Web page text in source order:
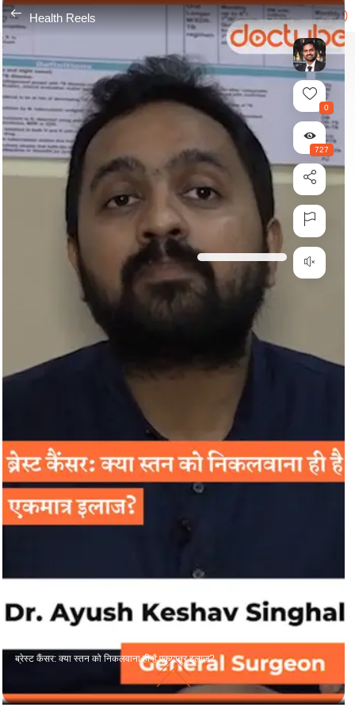
Health Reels
ब्रेस्ट कैंसर: क्या स्तन को निकलवाना ही है एकमात्र इलाज?
0
727